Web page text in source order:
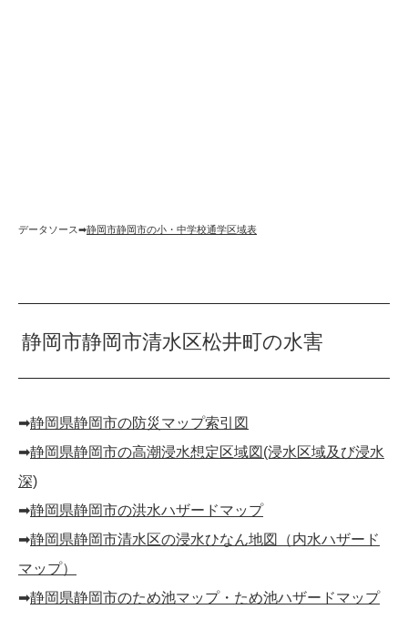
データソース➡︎静岡市静岡市の小・中学校通学区域表
静岡市静岡市清水区松井町の水害
➡︎静岡県静岡市の防災マップ索引図
➡︎静岡県静岡市の高潮浸水想定区域図(浸水区域及び浸水
深)
➡︎静岡県静岡市の洪水ハザードマップ
➡︎静岡県静岡市清水区の浸水ひなん地図（内水ハザード
マップ）
➡︎静岡県静岡市のため池マップ・ため池ハザードマップ